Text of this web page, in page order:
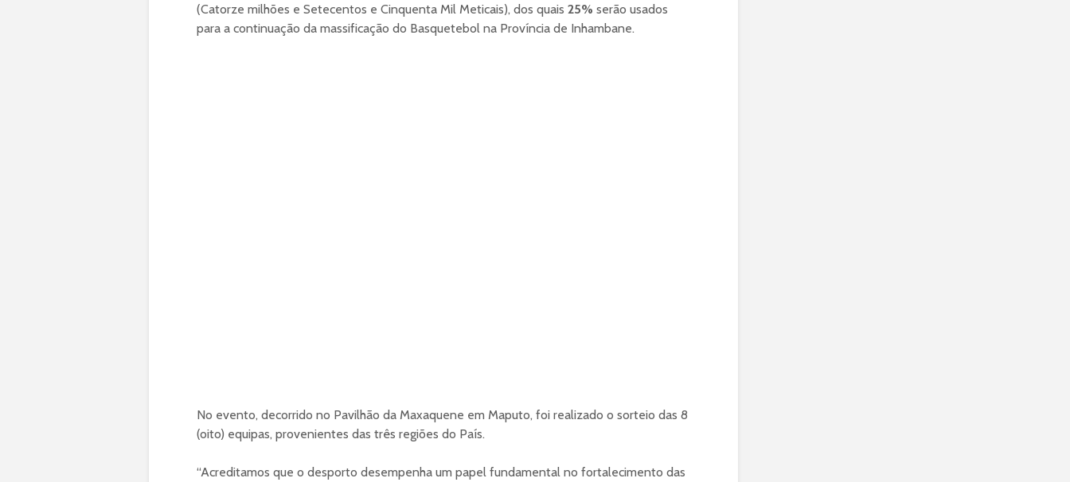
(Catorze milhões e Setecentos e Cinquenta Mil Meticais), dos quais 25% serão usados
para a continuação da massificação do Basquetebol na Província de Inhambane.
No evento, decorrido no Pavilhão da Maxaquene em Maputo, foi realizado o sorteio das 8
(oito) equipas, provenientes das três regiões do País.
“Acreditamos que o desporto desempenha um papel fundamental no fortalecimento das